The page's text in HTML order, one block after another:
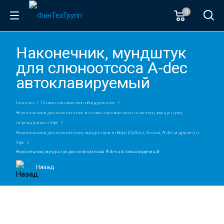
0
Наконечник, мундштук
для слюноотсоса A-dec
автоклавируемый
Главная
Стоматологическое оборудование
Наконечники для слюноотсоса и стоматологического пылесоса, мундштуки,
переходники в Уфе
Наконечники для слюноотсоса, мундштуки в сборе (Cattani, Sirona, A-dec и другие) в
Уфе
Наконечник, мундштук для слюноотсоса A-dec автоклавируемый
Назад